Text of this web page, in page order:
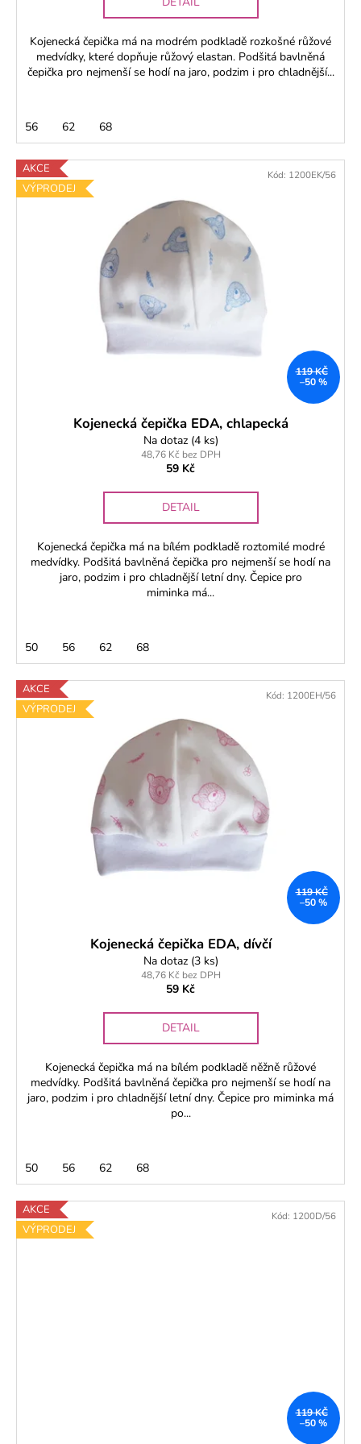
Kojenecká čepička má na modrém podkladě rozkošné růžové
medvídky, které dopňuje růžový elastan. Podšitá bavlněná
čepička pro nejmenší se hodí na jaro, podzim i pro chladnější...
56 62 68
AKCE
VÝPRODEJ
119 KČ
–50 %
Kojenecká čepička EDA, chlapecká
Na dotaz (4 ks)
48,76 Kč bez DPH
59 Kč
DETAIL
Kojenecká čepička má na bílém podkladě roztomilé modré
medvídky. Podšitá bavlněná čepička pro nejmenší se hodí na
jaro, podzim i pro chladnější letní dny. Čepice pro
miminka má...
50 56 62 68
Kód: 1200EK/56
AKCE
VÝPRODEJ
119 KČ
–50 %
Kojenecká čepička EDA, dívčí
Na dotaz (3 ks)
48,76 Kč bez DPH
59 Kč
DETAIL
Kojenecká čepička má na bílém podkladě něžně růžové
medvídky. Podšitá bavlněná čepička pro nejmenší se hodí na
jaro, podzim i pro chladnější letní dny. Čepice pro miminka má
po...
50 56 62 68
Kód: 1200EH/56
AKCE
VÝPRODEJ
119 KČ
–50 %
Kód: 1200D/56